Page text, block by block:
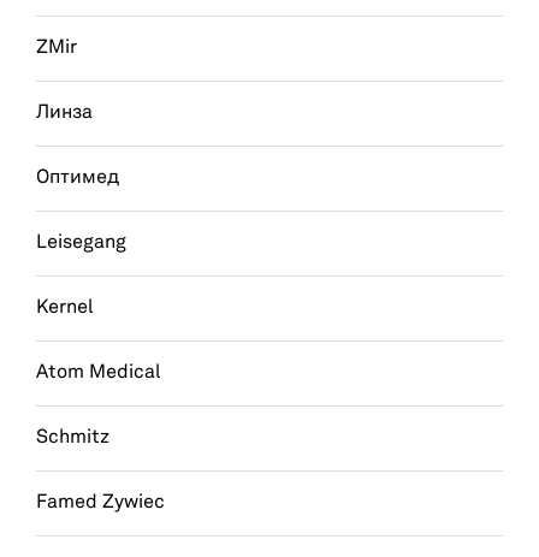
ZMir
Линза
Оптимед
Leisegang
Kernel
Atom Medical
Schmitz
Famed Zywiec